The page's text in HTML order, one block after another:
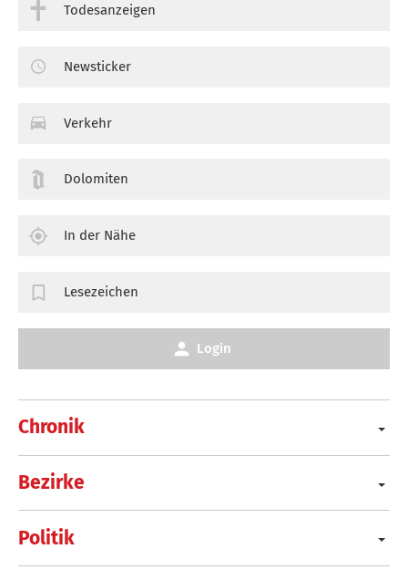
Chronik
Bezirke
Politik
Todesanzeigen
Newsticker
Verkehr
Dolomiten
In der Nähe
Lesezeichen
Login